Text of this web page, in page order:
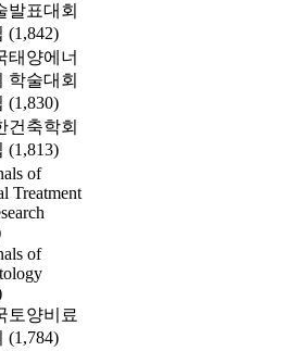
발표대회
(1,842)
태양에너
학술대회
(1,830)
건축학회
(1,813)
of
Treatment
of
토양비료
(1,784)